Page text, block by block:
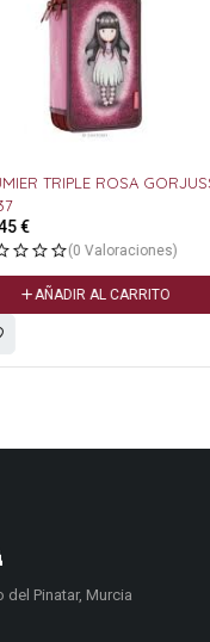
TRIPLE ROSA GORJUSS
€
(0 Valoraciones)
AÑADIR AL CARRITO
del Pinatar, Murcia